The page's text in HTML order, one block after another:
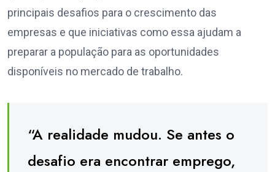
principais desafios para o crescimento das
empresas e que iniciativas como essa ajudam a
preparar a população para as oportunidades
disponíveis no mercado de trabalho.
“A realidade mudou. Se antes o
desafio era encontrar emprego,